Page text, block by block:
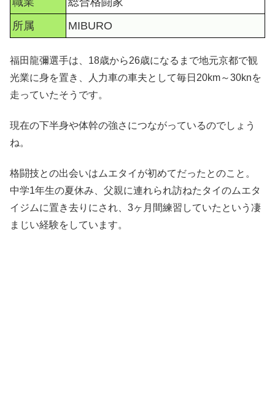
所属
MIBURO
福田龍彌選手は、18歳から26歳になるまで地元京都で観
光業に身を置き、人力車の車夫として毎日20km～30knを
走っていたそうです。
現在の下半身や体幹の強さにつながっているのでしょう
ね。
格闘技との出会いはムエタイが初めてだったとのこと。
中学1年生の夏休み、父親に連れられ訪ねたタイのムエタ
イジムに置き去りにされ、3ヶ月間練習していたという凄
まじい経験をしています。